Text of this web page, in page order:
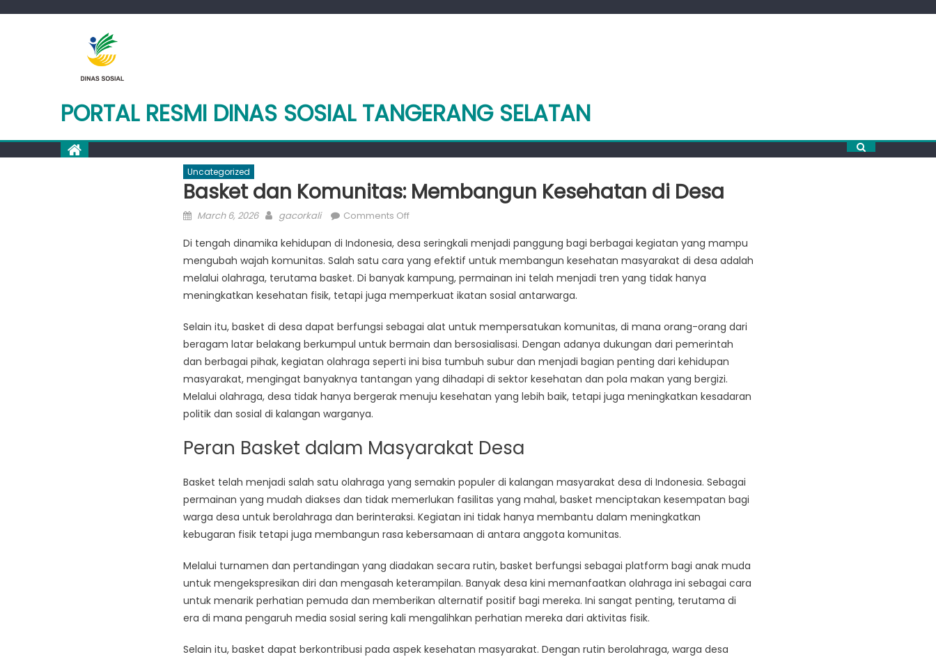
PORTAL RESMI DINAS SOSIAL TANGERANG SELATAN
Uncategorized
Basket dan Komunitas: Membangun Kesehatan di Desa
Posted
March 6, 2026 Author
gacorkali Comments Offon
dan
Komunitas:
Membangun
Kesehatan
Desa
Di tengah dinamika kehidupan di Indonesia, desa seringkali menjadi panggung bagi berbagai kegiatan yang mampu
mengubah wajah komunitas. Salah satu cara yang efektif untuk membangun kesehatan masyarakat di desa adalah
melalui olahraga, terutama basket. Di banyak kampung, permainan ini telah menjadi tren yang tidak hanya
meningkatkan kesehatan fisik, tetapi juga memperkuat ikatan sosial antarwarga.
Selain itu, basket di desa dapat berfungsi sebagai alat untuk mempersatukan komunitas, di mana orang-orang dari
beragam latar belakang berkumpul untuk bermain dan bersosialisasi. Dengan adanya dukungan dari pemerintah
dan berbagai pihak, kegiatan olahraga seperti ini bisa tumbuh subur dan menjadi bagian penting dari kehidupan
masyarakat, mengingat banyaknya tantangan yang dihadapi di sektor kesehatan dan pola makan yang bergizi.
Melalui olahraga, desa tidak hanya bergerak menuju kesehatan yang lebih baik, tetapi juga meningkatkan kesadaran
politik dan sosial di kalangan warganya.
Peran Basket dalam Masyarakat Desa
Basket telah menjadi salah satu olahraga yang semakin populer di kalangan masyarakat desa di Indonesia. Sebagai
permainan yang mudah diakses dan tidak memerlukan fasilitas yang mahal, basket menciptakan kesempatan bagi
warga desa untuk berolahraga dan berinteraksi. Kegiatan ini tidak hanya membantu dalam meningkatkan
kebugaran fisik tetapi juga membangun rasa kebersamaan di antara anggota komunitas.
Melalui turnamen dan pertandingan yang diadakan secara rutin, basket berfungsi sebagai platform bagi anak muda
untuk mengekspresikan diri dan mengasah keterampilan. Banyak desa kini memanfaatkan olahraga ini sebagai cara
untuk menarik perhatian pemuda dan memberikan alternatif positif bagi mereka. Ini sangat penting, terutama di
era di mana pengaruh media sosial sering kali mengalihkan perhatian mereka dari aktivitas fisik.
Selain itu, basket dapat berkontribusi pada aspek kesehatan masyarakat. Dengan rutin berolahraga, warga desa